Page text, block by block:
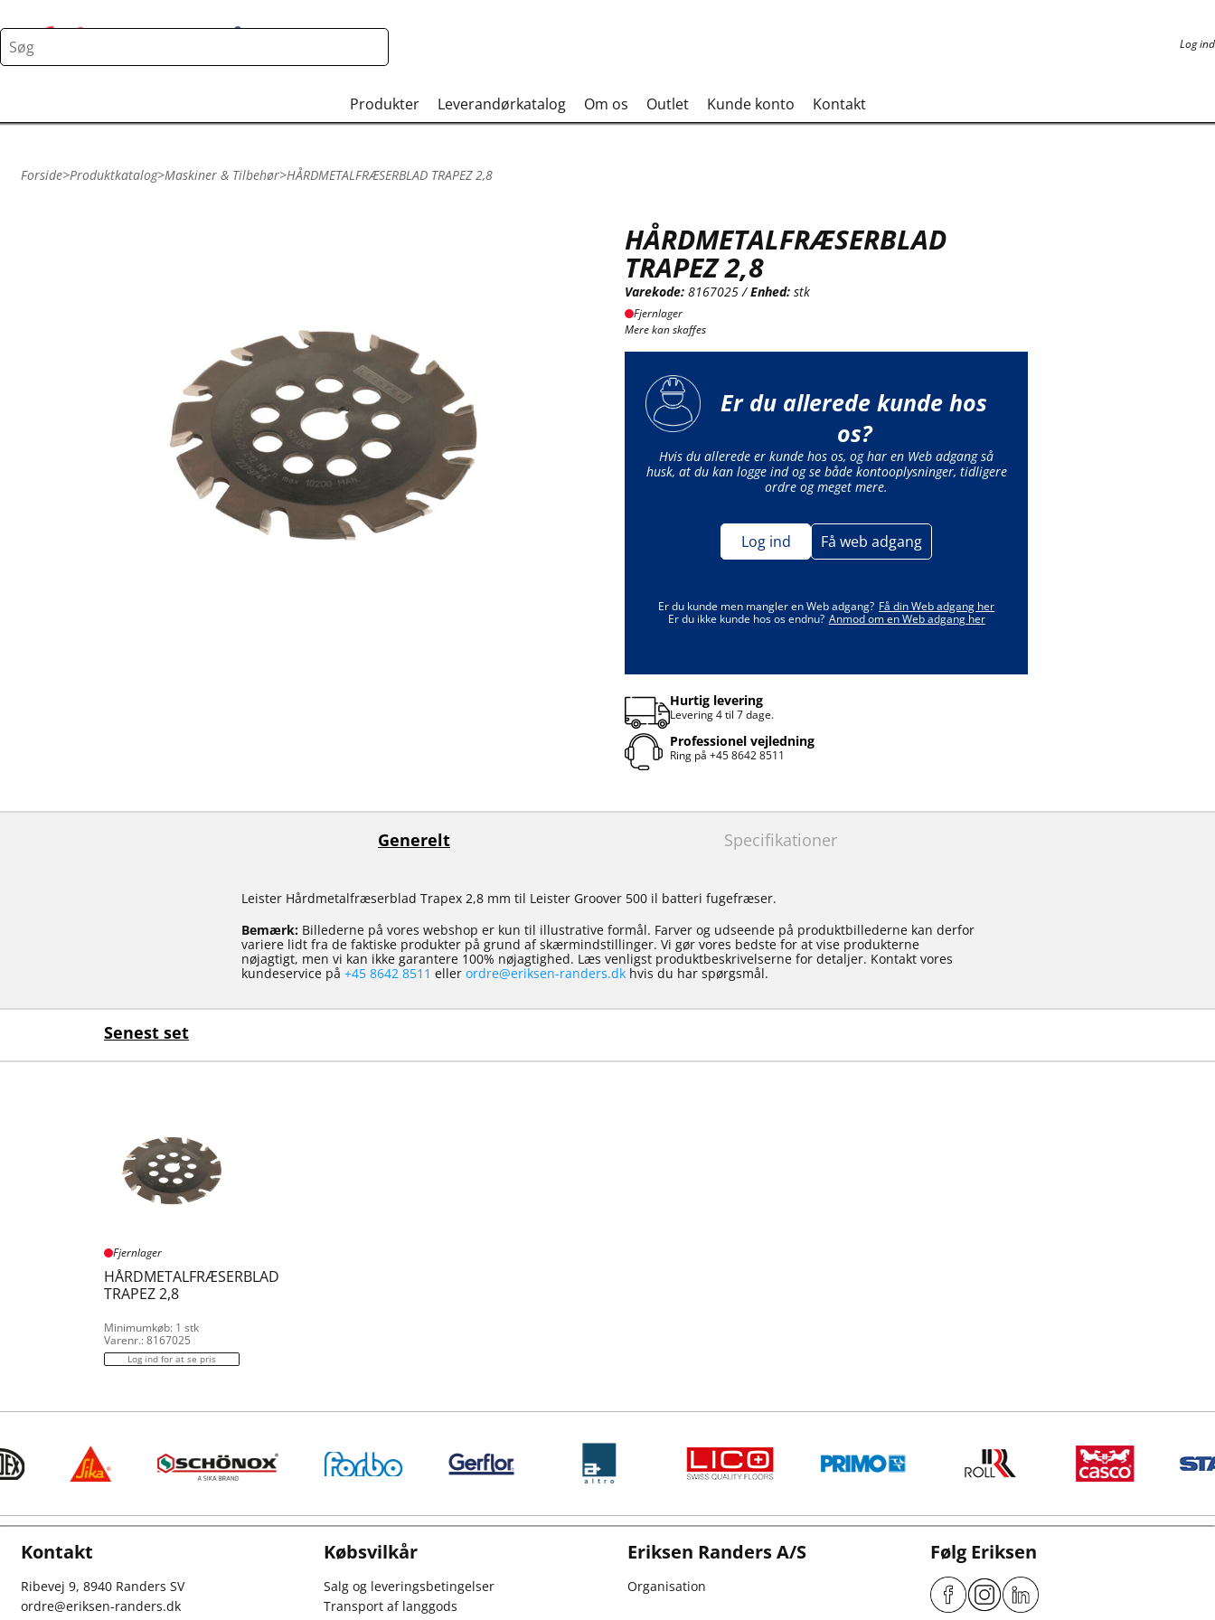
Log ind
Produkter Leverandørkatalog Om os Outlet Kunde konto Kontakt
Forside>Produktkatalog>Maskiner & Tilbehør>HÅRDMETALFRÆSERBLAD TRAPEZ 2,8
HÅRDMETALFRÆSERBLAD
TRAPEZ 2,8
Varekode:8167025 /Enhed:stk
Fjernlager
Mere kan skaffes
Er du allerede kunde hos
os?
Hvis du allerede er kunde hos os, og har en Web adgang så
husk, at du kan logge ind og se både kontooplysninger, tidligere
ordre og meget mere.
Log ind Få web adgang
Er du kunde men mangler en Web adgang? Få din Web adgang her
Er du ikke kunde hos os endnu? Anmod om en Web adgang her
Hurtig levering
Levering 4 til 7 dage.
Professionel vejledning
Ring på+45 8642 8511
Generelt Specifikationer
Leister Hårdmetalfræserblad Trapex 2,8 mm til Leister Groover 500 il batteri fugefræser.
Bemærk:Billederne på vores webshop er kun til illustrative formål. Farver og udseende på produktbillederne kan derfor
variere lidt fra de faktiske produkter på grund af skærmindstillinger. Vi gør vores bedste for at vise produkterne
nøjagtigt, men vi kan ikke garantere 100% nøjagtighed. Læs venligst produktbeskrivelserne for detaljer. Kontakt vores
kundeservice på +45 8642 8511 eller ordre@eriksen-randers.dkhvis du har spørgsmål.
Senest set
Fjernlager
HÅRDMETALFRÆSERBLAD
TRAPEZ 2,8
Minimumkøb: 1 stk
Varenr.: 8167025
Log ind for at se pris
Kontakt
Ribevej 9, 8940 Randers SV
ordre@eriksen-randers.dk
Købsvilkår
Salg og leveringsbetingelser
Transport af langgods
Eriksen Randers A/S
Organisation
Følg Eriksen